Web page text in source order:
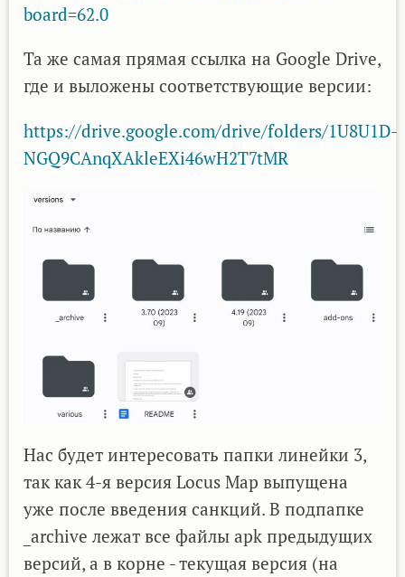
board=62.0
Та же самая прямая ссылка на Google Drive,
где и выложены соответствующие версии:
https://drive.google.com/drive/folders/1U8U1D-
NGQ9CAnqXAkleEXi46wH2T7tMR
Нас будет интересовать папки линейки 3,
так как 4-я версия Locus Map выпущена
уже после введения санкций. В подпапке
_archive лежат все файлы apk предыдущих
версий, а в корне - текущая версия (на